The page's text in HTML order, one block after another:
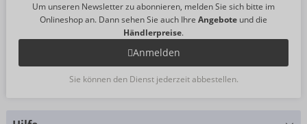
Um unseren Newsletter zu abonnieren, melden Sie sich bitte im
Onlineshop an. Dann sehen Sie auch Ihre Angebote und die
Händlerpreise.
Anmelden
Sie können den Dienst jederzeit abbestellen.